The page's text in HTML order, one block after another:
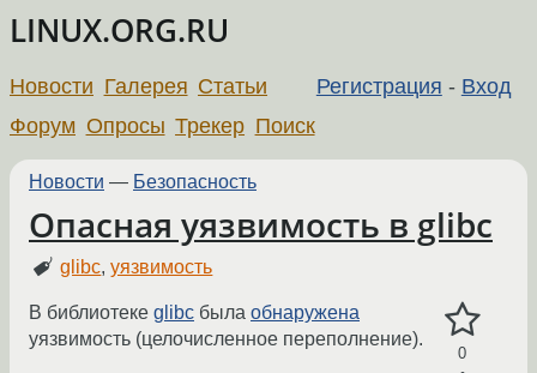
LINUX.ORG.RU
Регистрация - Вход
Новости Галерея Статьи
Форум Опросы Трекер Поиск
Новости — Безопасность
Опасная уязвимость в glibc
glibc,уязвимость
0
В библиотеке glibc была обнаружена
уязвимость (целочисленное переполнение).